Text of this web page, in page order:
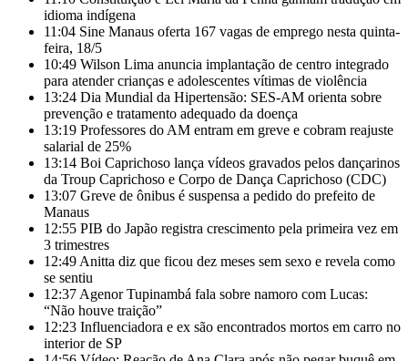
idioma indígena
11:04 Sine Manaus oferta 167 vagas de emprego nesta quinta-
feira, 18/5
10:49 Wilson Lima anuncia implantação de centro integrado
para atender crianças e adolescentes vítimas de violência
13:24 Dia Mundial da Hipertensão: SES-AM orienta sobre
prevenção e tratamento adequado da doença
13:19 Professores do AM entram em greve e cobram reajuste
salarial de 25%
13:14 Boi Caprichoso lança vídeos gravados pelos dançarinos
da Troup Caprichoso e Corpo de Dança Caprichoso (CDC)
13:07 Greve de ônibus é suspensa a pedido do prefeito de
Manaus
12:55 PIB do Japão registra crescimento pela primeira vez em
3 trimestres
12:49 Anitta diz que ficou dez meses sem sexo e revela como
se sentiu
12:37 Agenor Tupinambá fala sobre namoro com Lucas:
“Não houve traição”
12:23 Influenciadora e ex são encontrados mortos em carro no
interior de SP